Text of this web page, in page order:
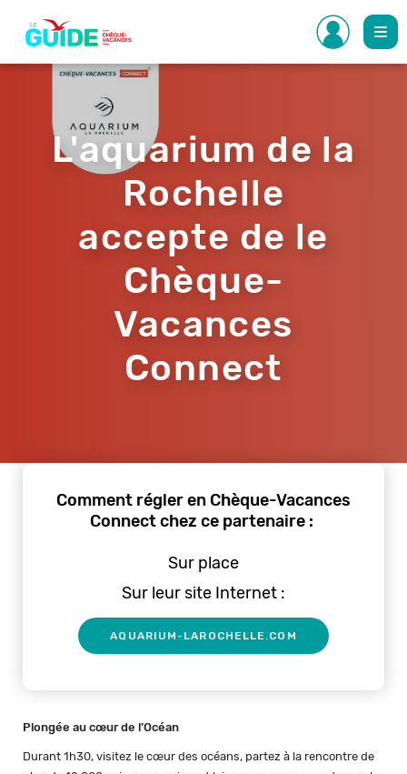
contenu
principal
L'aquarium de la
Rochelle
accepte de le
Chèque-
Vacances
Connect
Comment régler en Chèque-Vacances
Connect chez ce partenaire :
Sur place
Sur leur site Internet :
AQUARIUM-LAROCHELLE.COM
Plongée au cœur de l’Océan
Durant 1h30, visitez le cœur des océans, partez à la rencontre de